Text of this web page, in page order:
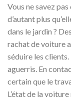
Vous ne savez
d’autant plus
dans le jardin ?
rachat de voiture
séduire les
aguerris. En
certain que le
L’état de la